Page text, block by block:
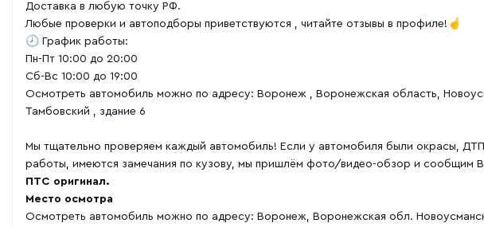
Доставка в любую точку РФ.
Любые проверки и автоподборы приветствуются , читайте отзывы в профиле!☝️
🕗 График работы:
Пн-Пт 10:00 до 20:00
Сб-Вс 10:00 до 19:00
Осмотреть автомобиль можно по адресу: Воронеж , Воронежская область,
Тамбовский , здание 6
Мы тщательно проверяем каждый автомобиль! Если у автомобиля были окрасы,
работы, имеются замечания по кузову, мы пришлём фото/видео-обзор и сообщим
ПТС оригинал.
Место осмотра
Осмотреть автомобиль можно по адресу: Воронеж, Воронежская обл.